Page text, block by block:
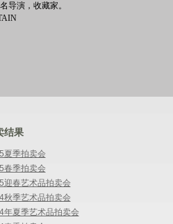
导演，收藏家。
结果
夏季拍卖会
春季拍卖会
迎春艺术品拍卖会
秋季艺术品拍卖会
年夏季艺术品拍卖会